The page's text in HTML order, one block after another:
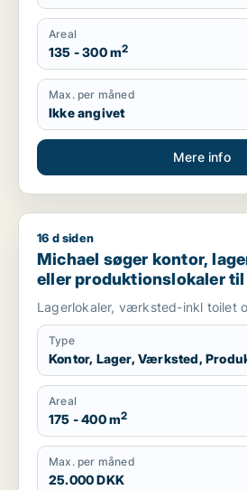
Areal
135 - 300 m2
Max. per måned
Ikke angivet
Mere info
Michael søger kontor, lager,
16 d siden
Michael søger kontor,
eller produktionslokaler til
Rødovre eller Hvidovre m.fl.
Lagerlokaler, værksted-inkl toilet
Type
Kontor, Lager, Værksted,
Areal
175 - 400 m2
Max. per måned
25.000 DKK